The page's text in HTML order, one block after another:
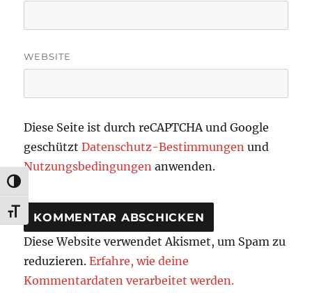
UMSCHALTEN AUF HOHE KONTRASTE
SCHRIFT VERGRÖSSERN
WEBSITE
Diese Seite ist durch reCAPTCHA und Google
geschütztDatenschutz-Bestimmungen und
Nutzungsbedingungen anwenden.
Diese Website verwendet Akismet, um Spam zu
reduzieren.Erfahre, wie deine
Kommentardaten verarbeitet werden.